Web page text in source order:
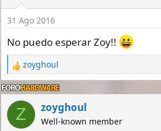
n
s
:
31 Ago 2016
No puedo esperar Zoy!!
R
e
a
c
i
zoyghoul
Z zoyghoul
Well-known member